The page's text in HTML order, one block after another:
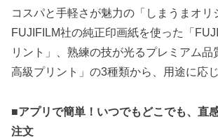
コスパと手軽さが魅力の「しまうまオリ
FUJIFILM社の純正印画紙を使った「
リント」、熟練の技が光るプレミアム品
高級プリント」の3種類から、用途に応
■アプリで簡単！いつでもどこでも、直
注文